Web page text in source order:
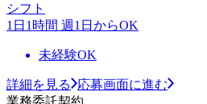
シフト
1日1時間 週1日からOK
未経験OK
詳細を見る
応募画面に進む
業務委託契約